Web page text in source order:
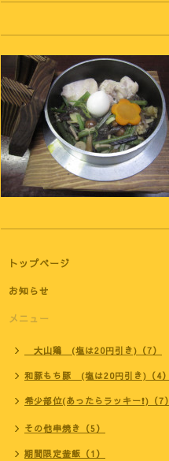
トップページ
お知らせ
メニュー
大山鶏 (塩は20円引き)（7）
和豚もち豚 (塩は20円引き)（4）
希少部位(あったらラッキー❗)（7）
その他串焼き（5）
期間限定釜飯（1）